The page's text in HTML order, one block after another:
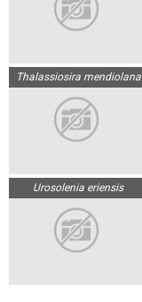
Thalassiosira mendiolana
Urosolenia eriensis